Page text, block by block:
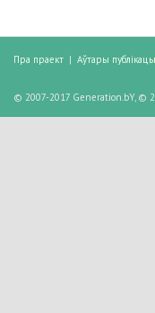
Пра праект | Аўтары
© 2007-2017 Generation.bY, ©